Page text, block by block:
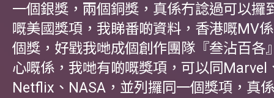
一個銀獎，兩個銅獎，真係冇諗過可以攞
嘅美國獎項，我睇番啲資料，香港嘅MV
個獎，好戥我哋成個創作團隊『叁沾百各
心嘅係，我哋有啲嘅獎項，可以同Marvel
Netflix、NASA，並列攞同一個獎項，真